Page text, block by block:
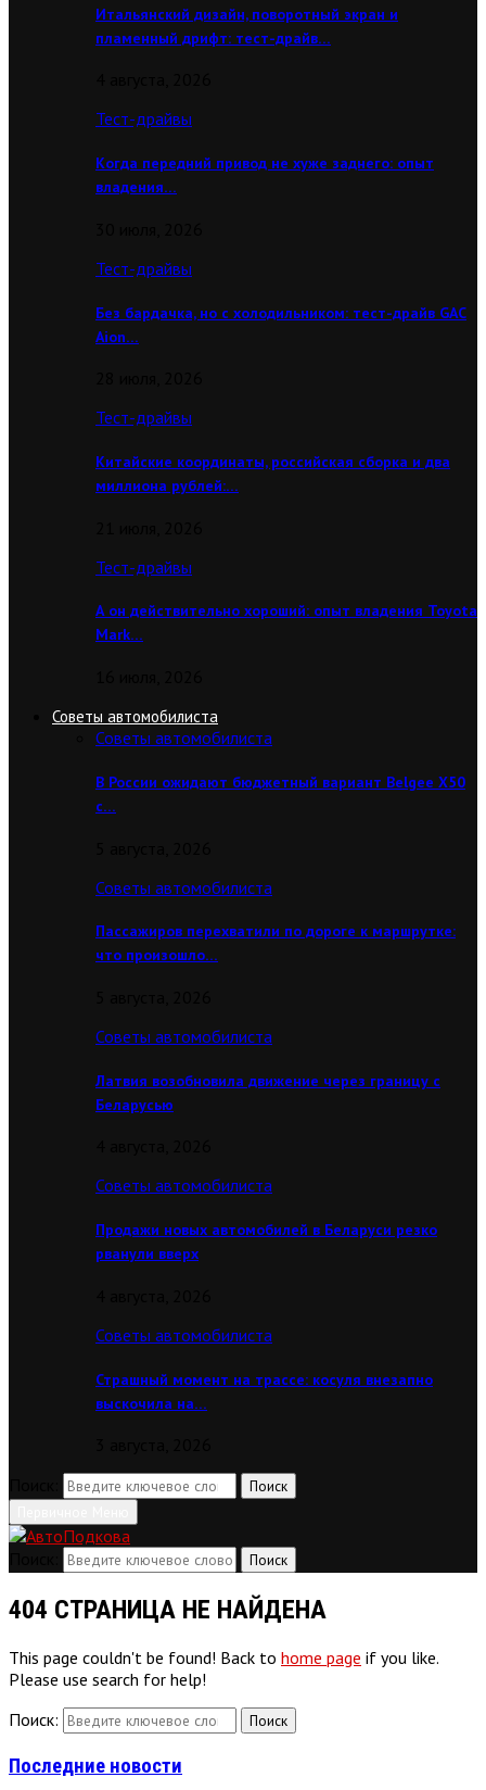
Итальянский дизайн, поворотный экран и
пламенный дрифт: тест-драйв…
Тест-драйвы
Когда передний привод не хуже заднего: опыт
владения…
Тест-драйвы
Без бардачка, но с холодильником: тест-драйв GAC
Aion…
Тест-драйвы
Китайские координаты, российская сборка и два
миллиона рублей:…
Тест-драйвы
А он действительно хороший: опыт владения Toyota
Mark…
Советы автомобилиста
Советы автомобилиста
В России ожидают бюджетный вариант Belgee X50
с…
Советы автомобилиста
Пассажиров перехватили по дороге к маршрутке:
что произошло…
Советы автомобилиста
Латвия возобновила движение через границу с
Беларусью
Советы автомобилиста
Продажи новых автомобилей в Беларуси резко
рванули вверх
Советы автомобилиста
Страшный момент на трассе: косуля внезапно
выскочила на…
Поиск
Поиск
404 СТРАНИЦА НЕ НАЙДЕНА
This page couldn't be found! Back to home page if you like.
Please use search for help!
Поиск:
Поиск
Последние новости